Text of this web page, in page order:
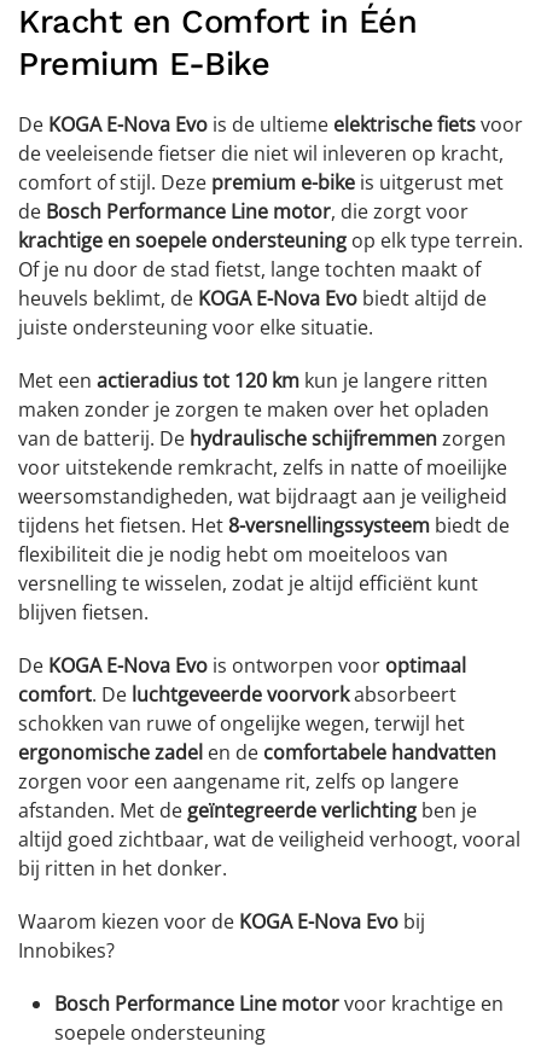
Kracht en Comfort in Één
Premium E-Bike
De KOGA E-Nova Evo is de ultieme elektrische fietsvoor
de veeleisende fietser die niet wil inleveren op kracht,
comfort of stijl. Deze premium e-bike is uitgerust met
de Bosch Performance Line motor, die zorgt voor
krachtige en soepele ondersteuning op elk type terrein.
Of je nu door de stad fietst, lange tochten maakt of
heuvels beklimt, de KOGA E-Nova Evo biedt altijd de
juiste ondersteuning voor elke situatie.
Met een actieradius tot 120 km kun je langere ritten
maken zonder je zorgen te maken over het opladen
van de batterij. De hydraulische schijfremmenzorgen
voor uitstekende remkracht, zelfs in natte of moeilijke
weersomstandigheden, wat bijdraagt aan je veiligheid
tijdens het fietsen. Het8-versnellingssysteem biedt de
flexibiliteit die je nodig hebt om moeiteloos van
versnelling te wisselen, zodat je altijd efficiënt kunt
blijven fietsen.
De KOGA E-Nova Evo is ontworpen voor optimaal
comfort. De luchtgeveerde voorvorkabsorbeert
schokken van ruwe of ongelijke wegen, terwijl het
ergonomische zadel en de comfortabele handvatten
zorgen voor een aangename rit, zelfs op langere
afstanden. Met de geïntegreerde verlichting ben je
altijd goed zichtbaar, wat de veiligheid verhoogt, vooral
bij ritten in het donker.
Waarom kiezen voor de KOGA E-Nova Evo bij
Innobikes?
Bosch Performance Line motorvoor krachtige en
soepele ondersteuning